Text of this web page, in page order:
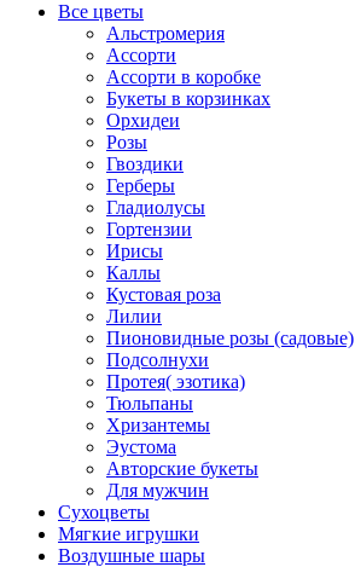
Все цветы
Альстромерия
Ассорти
Ассорти в коробке
Букеты в корзинках
Орхидеи
Розы
Гвоздики
Герберы
Гладиолусы
Гортензии
Ирисы
Каллы
Кустовая роза
Лилии
Пионовидные розы (садовые)
Подсолнухи
Протея( эзотика)
Тюльпаны
Хризантемы
Эустома
Авторские букеты
Для мужчин
Сухоцветы
Мягкие игрушки
Воздушные шары